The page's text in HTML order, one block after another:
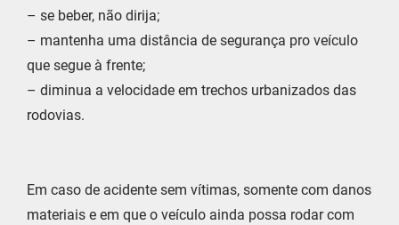
– se beber, não dirija;
– mantenha uma distância de segurança pro veículo
que segue à frente;
– diminua a velocidade em trechos urbanizados das
rodovias.
Em caso de acidente sem vítimas, somente com danos
materiais e em que o veículo ainda possa rodar com